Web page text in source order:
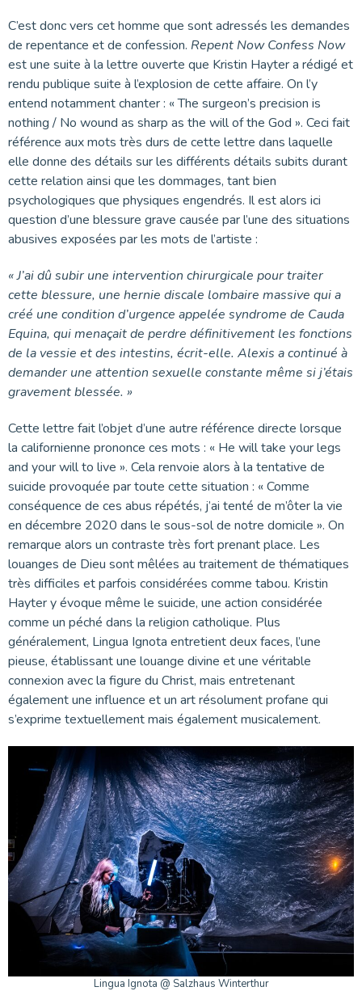
C’est donc vers cet homme que sont adressés les demandes
de repentance et de confession. Repent Now Confess Now
est une suite à la lettre ouverte que Kristin Hayter a rédigé et
rendu publique suite à l’explosion de cette affaire. On l’y
entend notamment chanter : « The surgeon’s precision is
nothing / No wound as sharp as the will of the God ». Ceci fait
référence aux mots très durs de cette lettre dans laquelle
elle donne des détails sur les différents détails subits durant
cette relation ainsi que les dommages, tant bien
psychologiques que physiques engendrés. Il est alors ici
question d’une blessure grave causée par l’une des situations
abusives exposées par les mots de l’artiste :
« J’ai dû subir une intervention chirurgicale pour traiter
cette blessure, une hernie discale lombaire massive qui a
créé une condition d’urgence appelée syndrome de Cauda
Equina, qui menaçait de perdre définitivement les fonctions
de la vessie et des intestins, écrit-elle. Alexis a continué à
demander une attention sexuelle constante même si j’étais
gravement blessée. »
Cette lettre fait l’objet d’une autre référence directe lorsque
la californienne prononce ces mots : « He will take your legs
and your will to live ». Cela renvoie alors à la tentative de
suicide provoquée par toute cette situation : « Comme
conséquence de ces abus répétés, j’ai tenté de m’ôter la vie
en décembre 2020 dans le sous-sol de notre domicile ». On
remarque alors un contraste très fort prenant place. Les
louanges de Dieu sont mêlées au traitement de thématiques
très difficiles et parfois considérées comme tabou. Kristin
Hayter y évoque même le suicide, une action considérée
comme un péché dans la religion catholique. Plus
généralement, Lingua Ignota entretient deux faces, l’une
pieuse, établissant une louange divine et une véritable
connexion avec la figure du Christ, mais entretenant
également une influence et un art résolument profane qui
s’exprime textuellement mais également musicalement.
Lingua Ignota @ Salzhaus Winterthur